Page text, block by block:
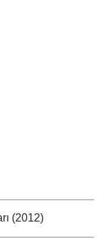
(2012)